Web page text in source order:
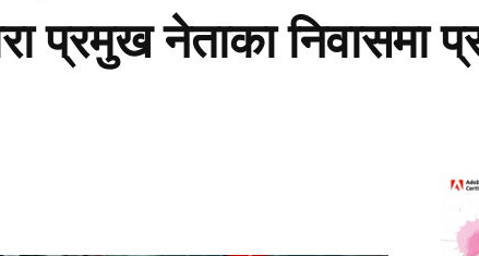
प्रमुख नेताका निवासमा